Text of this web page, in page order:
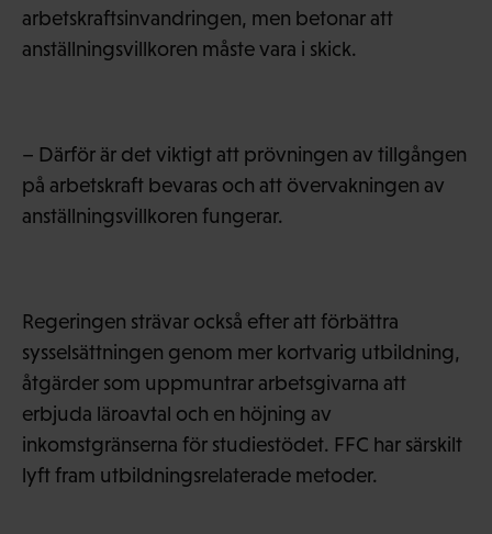
arbetskraftsinvandringen, men betonar att
anställningsvillkoren måste vara i skick.
– Därför är det viktigt att prövningen av tillgången
på arbetskraft bevaras och att övervakningen av
anställningsvillkoren fungerar.
Regeringen strävar också efter att förbättra
sysselsättningen genom mer kortvarig utbildning,
åtgärder som uppmuntrar arbetsgivarna att
erbjuda läroavtal och en höjning av
inkomstgränserna för studiestödet. FFC har särskilt
lyft fram utbildningsrelaterade metoder.